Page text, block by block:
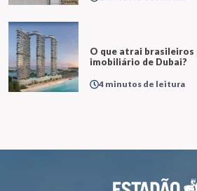
O que atrai brasileiros
imobiliário de Dubai?
4 minutos de leitura